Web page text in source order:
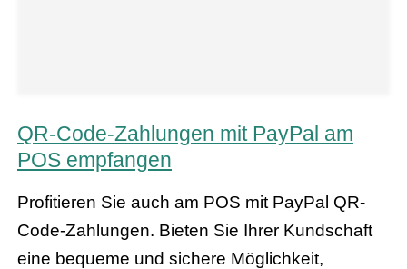
QR-Code-Zahlungen mit PayPal am
POS empfangen
Profitieren Sie auch am POS mit PayPal QR-
Code-Zahlungen. Bieten Sie Ihrer Kundschaft
eine bequeme und sichere Möglichkeit,